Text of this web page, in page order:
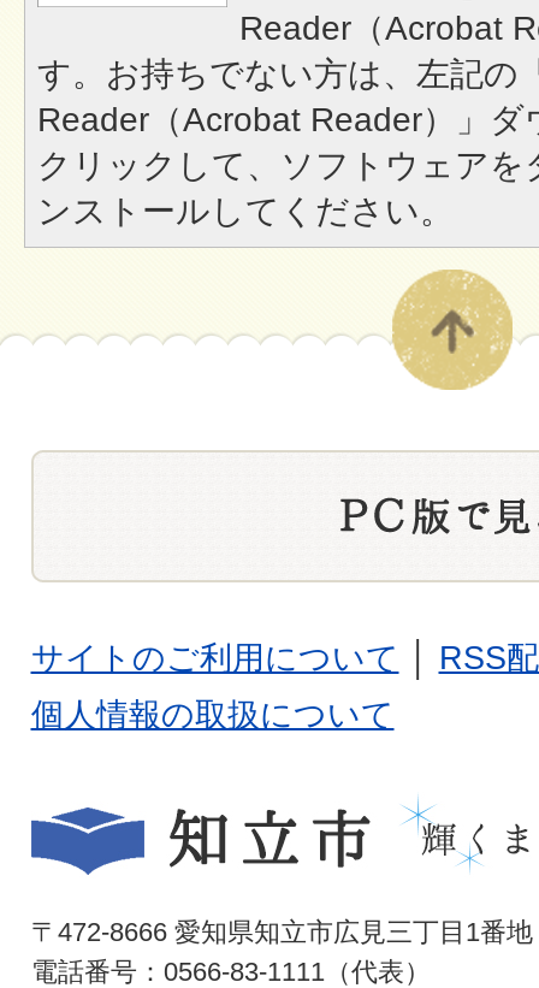
Reader（Acrobat
す。お持ちでない方は、左記の
Reader（Acrobat Reader）」
クリックして、ソフトウェア
ンストールしてください。
サイトのご利用について
RSS
個人情報の取扱について
〒472-8666 愛知県知立市広見三丁目1番地
電話番号：0566-83-1111（代表）